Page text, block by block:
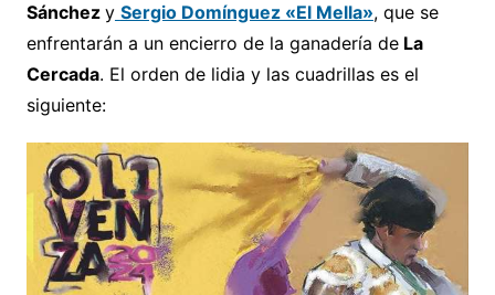
Sánchez y Sergio Domínguez «El Mella», que se
enfrentarán a un encierro de la ganadería deLa
Cercada. El orden de lidia y las cuadrillas es el
siguiente: